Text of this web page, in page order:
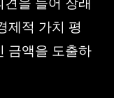
제적 가치 평
금액을 도출하